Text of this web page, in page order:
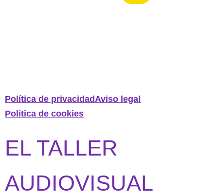
Política de privacidadAviso legal
Política de cookies
EL TALLER
AUDIOVISUAL